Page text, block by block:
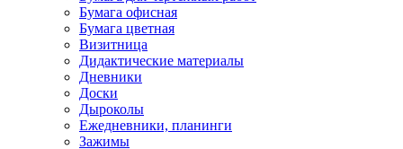
Бумага офисная
Бумага цветная
Визитница
Дидактические материалы
Дневники
Доски
Дыроколы
Ежедневники, планинги
Зажимы